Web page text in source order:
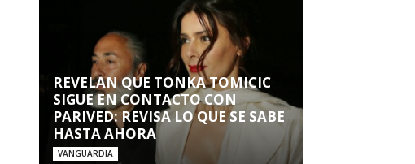
REVELAN QUE TONKA TOMICIC
SIGUE EN CONTACTO CON
PARIVED: REVISA LO QUE SE SABE
HASTA AHORA
VANGUARDIA